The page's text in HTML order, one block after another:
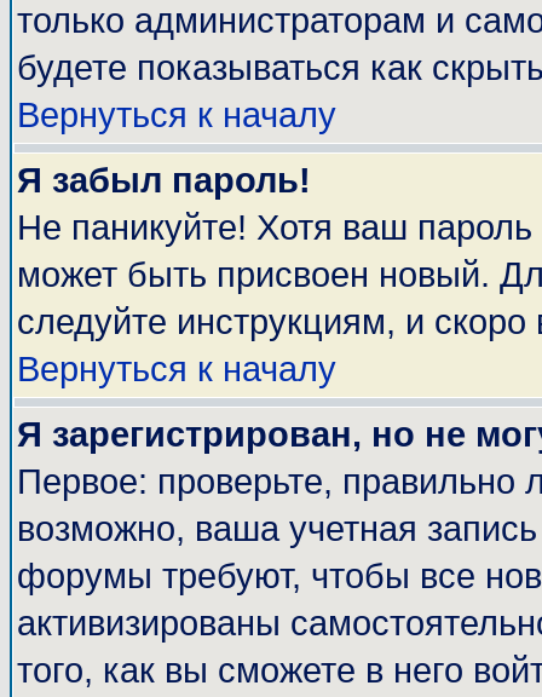
только администраторам и
будете показываться как
Вернуться к началу
Я забыл пароль!
Не паникуйте! Хотя ваш
может быть присвоен новый.
следуйте инструкциям, и
Вернуться к началу
Я зарегистрирован, но не
Первое: проверьте, правильно
возможно, ваша учетная
форумы требуют, чтобы все
активизированы
того, как вы сможете в него